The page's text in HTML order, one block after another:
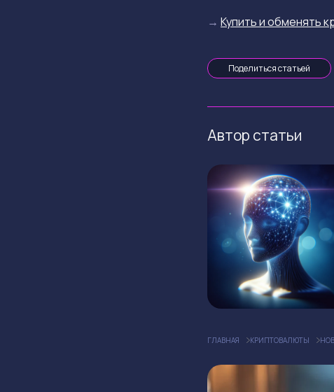
→ Купить и обменять
Поделиться статьей
Автор статьи
ГЛАВНАЯ КРИПТОВАЛЮТЫ